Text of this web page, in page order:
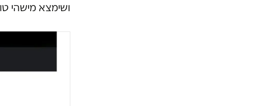
ושימצא מישהי